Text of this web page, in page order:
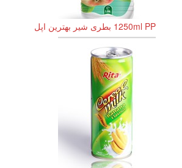
1250ml PP بطری شیر بهترین اپل